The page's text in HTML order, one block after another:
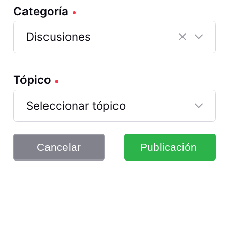
Categoría
Discusiones
Selected
Tópico
Seleccionar tópico
Cancelar Publicación